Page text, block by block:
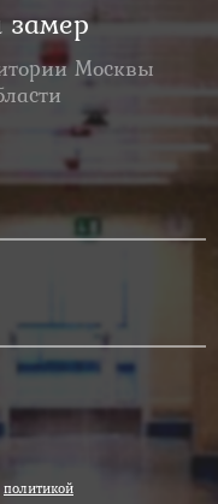
замер
Москвы
политикой